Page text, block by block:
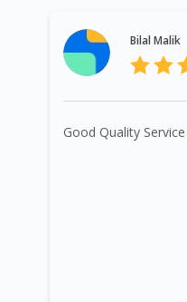
Bilal Malik
Good Quality Service